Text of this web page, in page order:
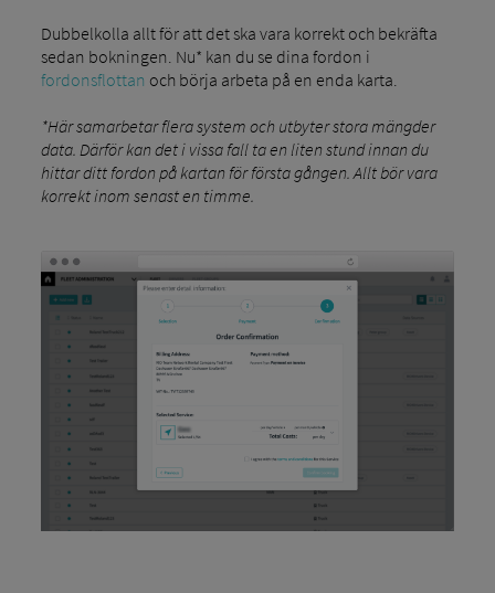
Dubbelkolla allt för att det ska vara korrekt och bekräfta
sedan bokningen. Nu* kan du se dina fordon i
fordonsflottan och börja arbeta på en enda karta.
*Här samarbetar flera system och utbyter stora mängder
data. Därför kan det i vissa fall ta en liten stund innan du
hittar ditt fordon på kartan för första gången. Allt bör vara
korrekt inom senast en timme.